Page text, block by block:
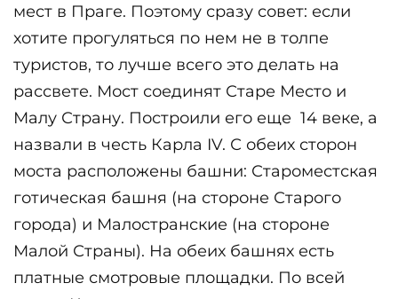
мест в Праге. Поэтому сразу совет: если
хотите прогуляться по нем не в толпе
туристов, то лучше всего это делать на
рассвете. Мост соединят Старе Место и
Малу Страну. Построили его еще  14 веке, а
назвали в честь Карла IV. С обеих сторон
моста расположены башни: Староместская
готическая башня (на стороне Старого
города) и Малостранские (на стороне
Малой Страны). На обеих башнях есть
платные смотровые площадки. По всей